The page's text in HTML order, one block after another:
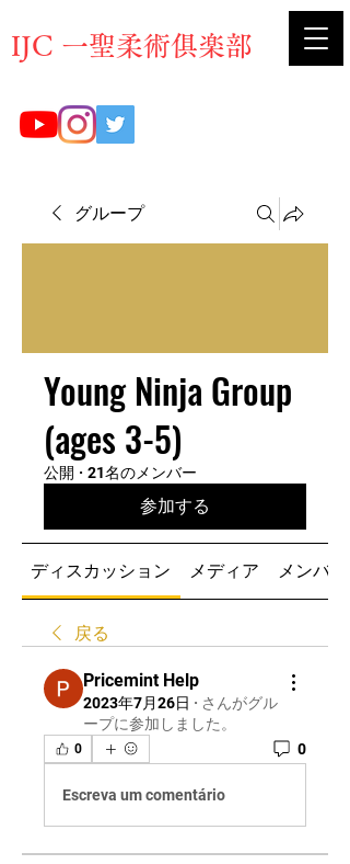
​IJC 一聖柔術俱楽部
グループ
Young Ninja Group
(ages 3-5)
公開 · 21名のメンバー
参加する
ディスカッション メディア メンバー
戻る
Pricemint Help
2023年7月26日 · さんがグル
ープに参加しました。
0 0
Escreva um comentário